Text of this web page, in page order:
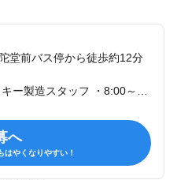
堂前バス停から徒歩約12分
へ
はやくなりやすい！